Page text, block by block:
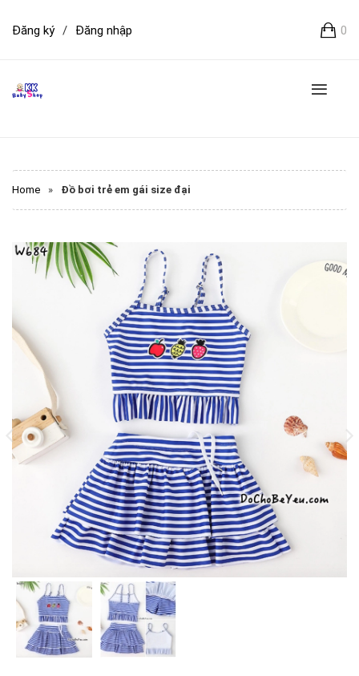
0
Đăng ký / Đăng nhập
Home » Đồ bơi trẻ em gái size đại